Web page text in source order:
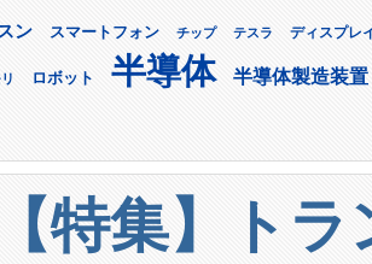
ン スマートフォン チップ テスラ ディスプレ
ロボット 半導体 半導体製造装置
【特集】ト